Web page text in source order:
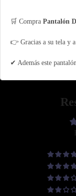
🛒 Compra Pantalón
👉 Gracias a su tela y
✔ Además este
¡Puedes lograr todo